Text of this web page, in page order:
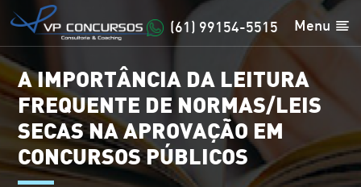
Menu
(61) 99154-5515
A IMPORTÂNCIA DA LEITURA
FREQUENTE DE NORMAS/LEIS
SECAS NA APROVAÇÃO EM
CONCURSOS PÚBLICOS